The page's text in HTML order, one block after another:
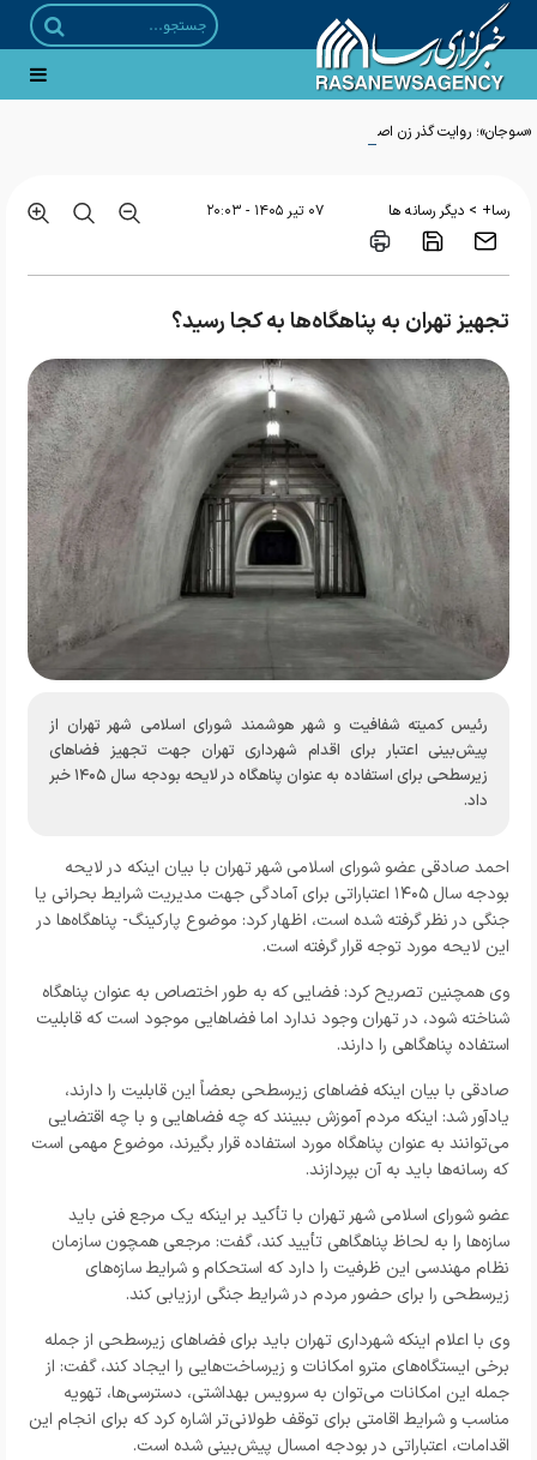
«سوجان»؛ روایت گذر زن اصیل ایرانی از گردنه‌های تاریخ معاصر
رسا+ > دیگر رسانه ها ۰۷ تير ۱۴۰۵ - ۲۰:۰۳
تجهیز تهران به پناهگاه‌ها به کجا رسید؟
رئیس کمیته شفافیت و شهر هوشمند شورای اسلامی شهر تهران از
پیش‌بینی اعتبار برای اقدام شهرداری تهران جهت تجهیز فضاهای
زیرسطحی برای استفاده به عنوان پناهگاه در لایحه بودجه سال ۱۴۰۵ خبر
داد.
احمد صادقی عضو شورای اسلامی شهر تهران با بیان اینکه در لایحه
بودجه سال ۱۴۰۵ اعتباراتی برای آمادگی جهت مدیریت شرایط بحرانی یا
جنگی در نظر گرفته شده است، اظهار کرد: موضوع پارکینگ- پناهگاه‌ها در
این لایحه مورد توجه قرار گرفته است.
وی همچنین تصریح کرد: فضایی که به طور اختصاص به عنوان پناهگاه
شناخته شود، در تهران وجود ندارد اما فضاهایی موجود است که قابلیت
استفاده پناهگاهی را دارند.
صادقی با بیان اینکه فضاهای زیرسطحی بعضاً این قابلیت را دارند،
یادآور شد: اینکه مردم آموزش ببینند که چه فضاهایی و با چه اقتضایی
می‌توانند به عنوان پناهگاه مورد استفاده قرار بگیرند، موضوع مهمی است
که رسانه‌ها باید به آن بپردازند.
عضو شورای اسلامی شهر تهران با تأکید بر اینکه یک مرجع فنی باید
سازه‌ها را به لحاظ پناهگاهی تأیید کند، گفت: مرجعی همچون سازمان
نظام مهندسی این ظرفیت را دارد که استحکام و شرایط سازه‌های
زیرسطحی را برای حضور مردم در شرایط جنگی ارزیابی کند.
وی با اعلام اینکه شهرداری تهران باید برای فضاهای زیرسطحی از جمله
برخی ایستگاه‌های مترو امکانات و زیرساخت‌هایی را ایجاد کند، گفت: از
جمله این امکانات می‌توان به سرویس‌ بهداشتی، دسترسی‌ها، تهویه
مناسب و شرایط اقامتی برای توقف طولانی‌تر اشاره کرد که برای انجام این
اقدامات، اعتباراتی در بودجه امسال پیش‌بینی شده است.